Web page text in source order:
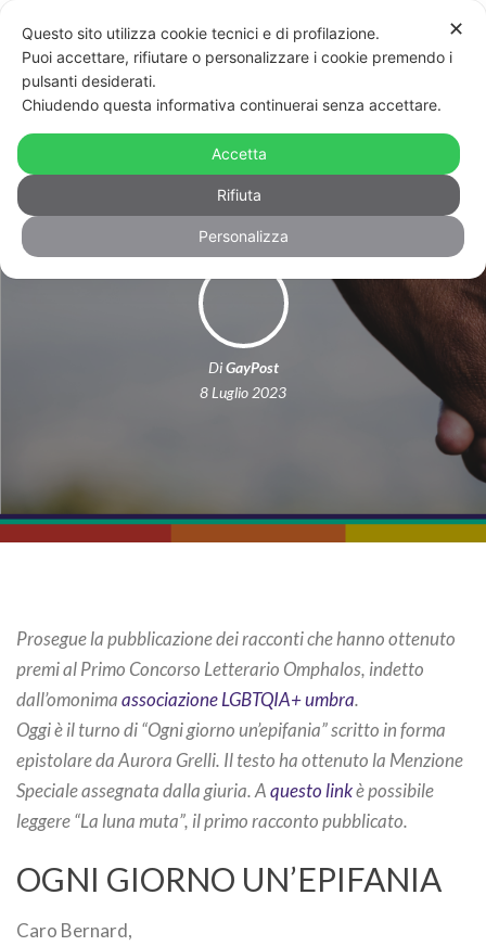
Ogni giorno un’epifania
DiGayPost
8 Luglio 2023
Prosegue la pubblicazione dei racconti che hanno ottenuto
premi al Primo Concorso Letterario Omphalos, indetto
dall’omonimaassociazione LGBTQIA+ umbra.
Oggi è il turno di “Ogni giorno un’epifania” scritto in forma
epistolare da Aurora Grelli. Il testo ha ottenuto la Menzione
Speciale assegnata dalla giuria. Aquesto linkè possibile
leggere “La luna muta”, il primo racconto pubblicato.
OGNI GIORNO UN’EPIFANIA
Caro Bernard,
✕
Questo sito utilizza cookie tecnici e di profilazione.
Puoi accettare, rifiutare o personalizzare i cookie premendo i
pulsanti desiderati.
Chiudendo questa informativa continuerai senza accettare.
Accetta
Rifiuta
Personalizza